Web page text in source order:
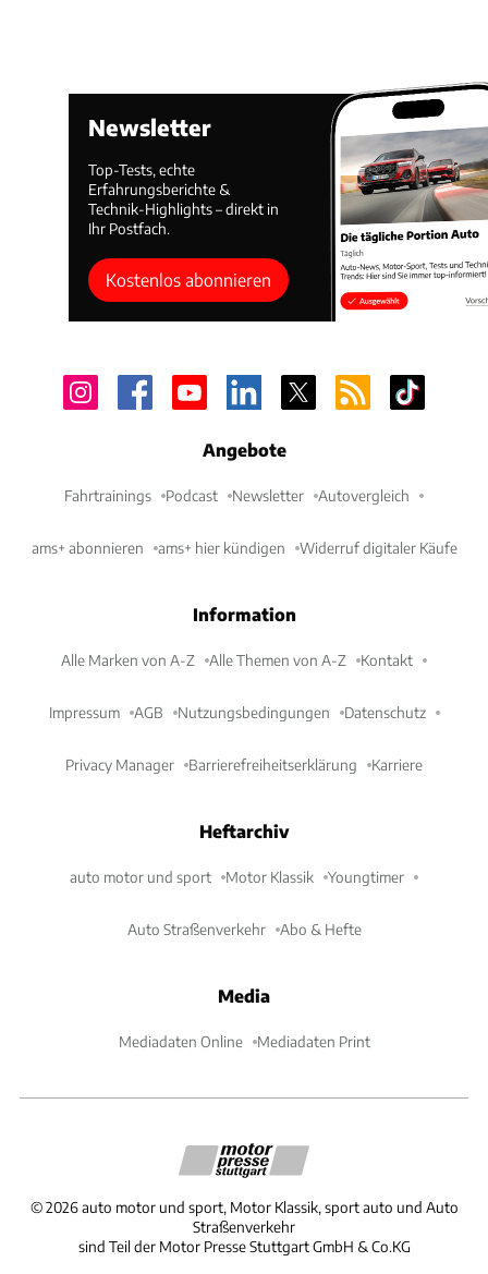
Newsletter
Top-Tests, echte
Erfahrungsberichte &
Technik-Highlights – direkt in
Ihr Postfach.
Kostenlos abonnieren
Angebote
Fahrtrainings Podcast Newsletter Autovergleich
ams+ abonnieren ams+ hier kündigen Widerruf digitaler Käufe
Information
Alle Marken von A-Z Alle Themen von A-Z Kontakt
Impressum AGB Nutzungsbedingungen Datenschutz
Privacy Manager Barrierefreiheitserklärung Karriere
Heftarchiv
auto motor und sport Motor Klassik Youngtimer
Auto Straßenverkehr Abo & Hefte
Media
Mediadaten Online Mediadaten Print
©2026 auto motor und sport, Motor Klassik, sport auto und Auto
Straßenverkehr
sind Teil der Motor Presse Stuttgart GmbH & Co.KG